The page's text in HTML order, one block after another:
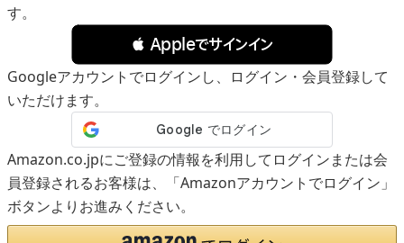
す。
 Appleでサインイン
Googleアカウントでログインし、ログイン・会員登録して
いただけます。
Amazon.co.jpにご登録の情報を利用してログインまたは会
員登録されるお客様は、「Amazonアカウントでログイン」
ボタンよりお進みください。